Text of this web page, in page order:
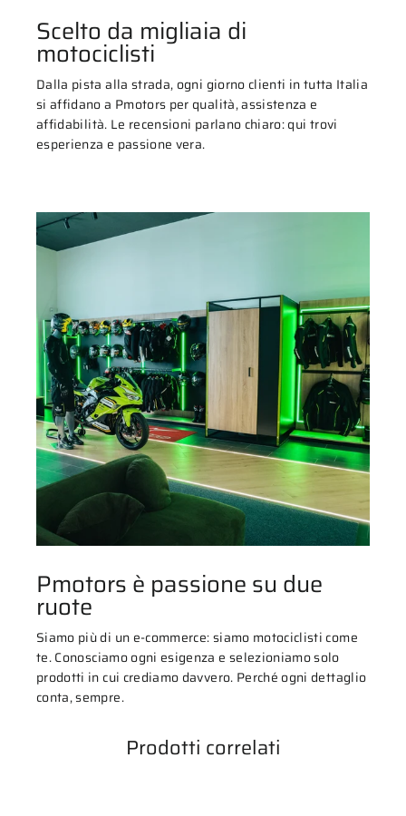
Scelto da migliaia di
motociclisti
Dalla pista alla strada, ogni giorno clienti in tutta Italia
si affidano a Pmotors per qualità, assistenza e
affidabilità. Le recensioni parlano chiaro: qui trovi
esperienza e passione vera.
Pmotors è passione su due
ruote
Siamo più di un e-commerce: siamo motociclisti come
te. Conosciamo ogni esigenza e selezioniamo solo
prodotti in cui crediamo davvero. Perché ogni dettaglio
conta, sempre.
Prodotti correlati